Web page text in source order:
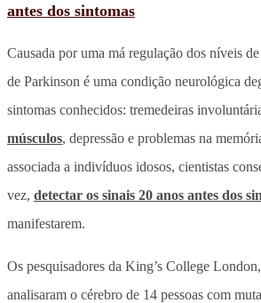
antes dos sintomas
Causada por uma má regulação dos níveis
de Parkinson é uma condição neurológica
sintomas conhecidos: tremedeiras
músculos, depressão e problemas na
associada a indivíduos idosos, cientistas
vez, detectar os sinais 20 anos antes dos
manifestarem.
Os pesquisadores da King’s College
analisaram o cérebro de 14 pessoas com